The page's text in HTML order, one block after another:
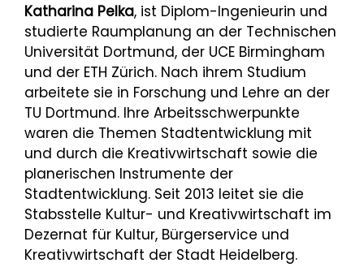
Katharina Pelka, ist Diplom-Ingenieurin und
studierte Raumplanung an der Technischen
Universität Dortmund, der UCE Birmingham
und der ETH Zürich. Nach ihrem Studium
arbeitete sie in Forschung und Lehre an der
TU Dortmund. Ihre Arbeitsschwerpunkte
waren die Themen Stadtentwicklung mit
und durch die Kreativwirtschaft sowie die
planerischen Instrumente der
Stadtentwicklung. Seit 2013 leitet sie die
Stabsstelle Kultur- und Kreativwirtschaft im
Dezernat für Kultur, Bürgerservice und
Kreativwirtschaft der Stadt Heidelberg.